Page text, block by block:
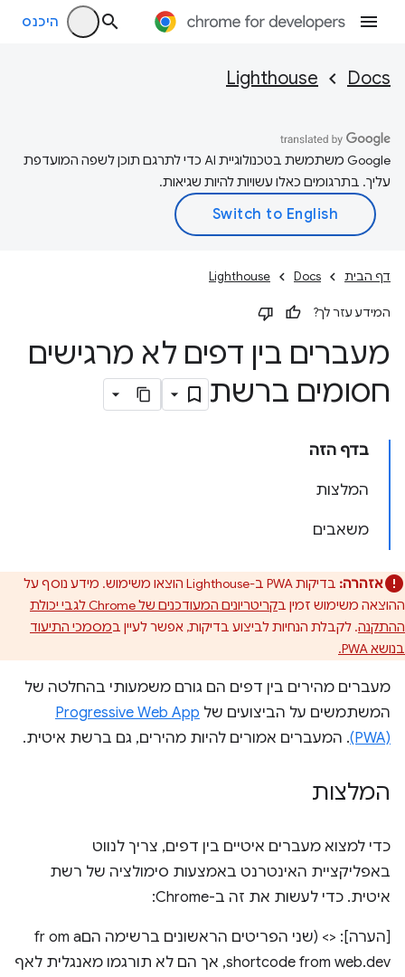
היכנס
Docs
Lighthouse
‫Google משתמשת בטכנולוגיית AI כדי לתרגם תוכן לשפה המועדפת
עליך. בתרגומים כאלו עשויות להיות שגיאות.
דף הבית Docs
Lighthouse
המידע עזר לך?
מעברים בין דפים לא מרגישים
חסומים ברשת
בדף הזה
המלצות
משאבים
אזהרה:
בדיקות PWA ב-Lighthouse הוצאו משימוש. מידע נוסף על
ההוצאה משימוש זמין ב
קריטריונים המעודכנים של Chrome לגבי יכולת
ההתקנה. לקבלת הנחיות לביצוע בדיקות, אפשר לעיין במסמכי התיעוד
בנושא PWA.
מעברים מהירים בין דפים הם גורם משמעותי בהחלטה של
המשתמשים על הביצועים של Progressive Web App
(PWA). המעברים אמורים להיות מהירים, גם ברשת איטית.
המלצות
כדי למצוא מעברים איטיים בין דפים, צריך לנווט
באפליקציית האינטרנט באמצעות סימולציה של רשת
איטית. כדי לעשות את זה ב-Chrome:
[הערה]: <> (שני הפריטים הראשונים ברשימה הםfr om a
shortcode from web.dev, אך הם לא תורגמו מאנגלית לאף